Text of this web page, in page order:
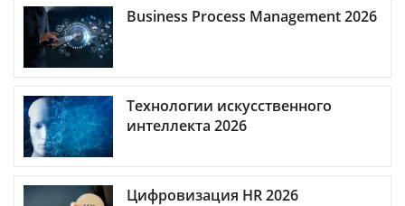
Business Process Management 2026
Технологии искусственного
интеллекта 2026
Цифровизация HR 2026